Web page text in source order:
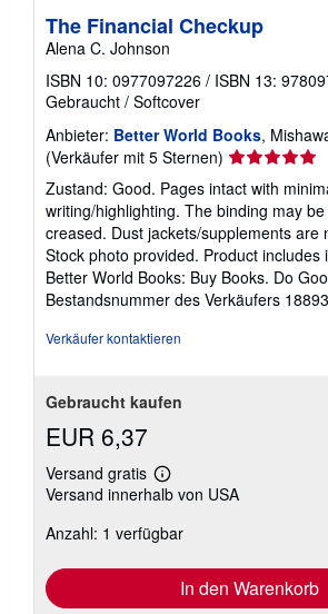
The Financial Checkup
Alena C. Johnson
ISBN 10: 0977097226 / ISBN 13:
Gebraucht / Softcover
Anbieter: Better World Books,
(Verkäufer mit 5 Sternen)
von
5
Sternen
Zustand: Good. Pages intact with
writing/highlighting. The binding may
creased. Dust jackets/supplements are
Stock photo provided. Product includes
Better World Books: Buy Books. Do
Bestandsnummer des Verkäufers
Verkäufer kontaktieren
Gebraucht kaufen
EUR 6,37
Versand gratis
Weitere
Informationen
Versandkosten
Versand innerhalb von USA
Anzahl: 1 verfügbar
In den Warenkorb